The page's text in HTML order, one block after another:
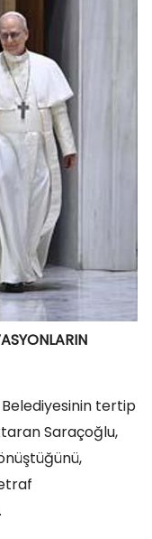
Belediyesinin tertip
Saraçoğlu,